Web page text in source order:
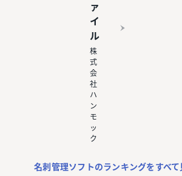
ァ
イ
ル
株
式
会
社
ハ
ン
モ
ッ
ク
名刺管理ソフトのランキングをすべて